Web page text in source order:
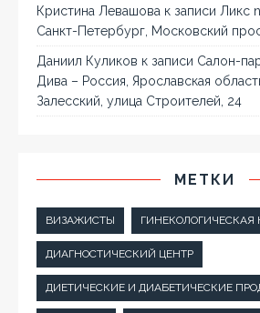
Кристина Левашова к записи Ликс
Санкт-Петербург, Московский
Даниил Куликов к записи Салон-
Дива – Россия, Ярославская
Залесский, улица Строителей, 24
МЕТКИ
ВИЗАЖИСТЫ ГИНЕКОЛОГИЧЕСКАЯ
ДИАГНОСТИЧЕСКИЙ ЦЕНТР
ДИЕТИЧЕСКИЕ И ДИАБЕТИЧЕСКИЕ